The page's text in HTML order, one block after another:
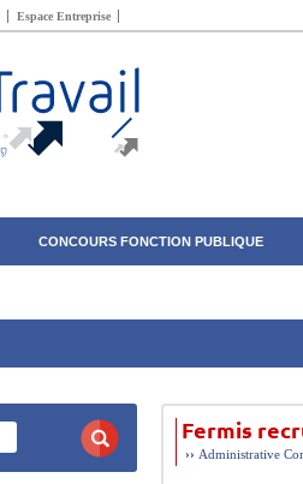
Espace Entreprise
CONCOURS FONCTION PUBLIQUE
Fermis
›› Administrative